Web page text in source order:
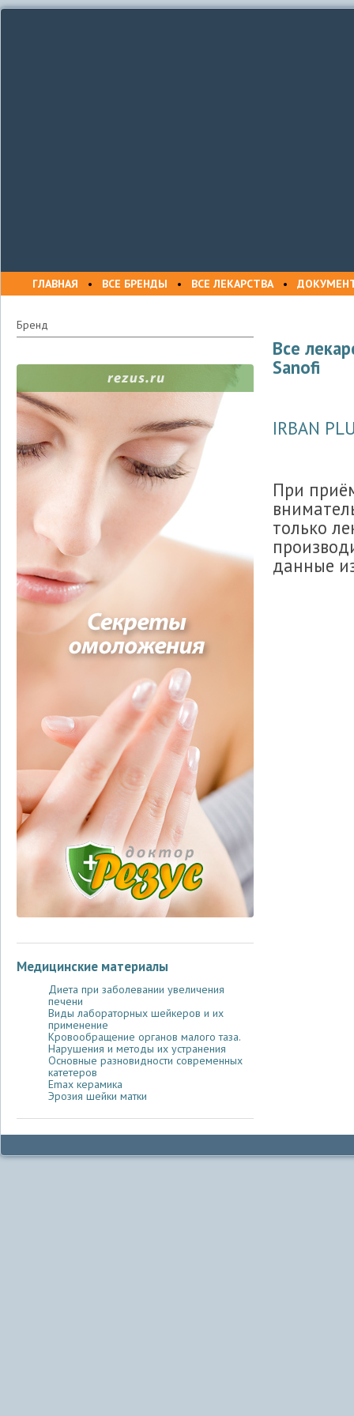
ГЛАВНАЯ • ВСЕ БРЕНДЫ • ВСЕ ЛЕКАРСТВА•
Бренд
Медицинские материалы
Диета при заболевании увеличения
печени
Виды лабораторных шейкеров и их
применение
Кровообращение органов малого таза.
Нарушения и методы их устранения
Основные разновидности современных
катетеров
Emax керамика
Эрозия шейки матки
Все
Sanofi
IRBAN
При
только
данные